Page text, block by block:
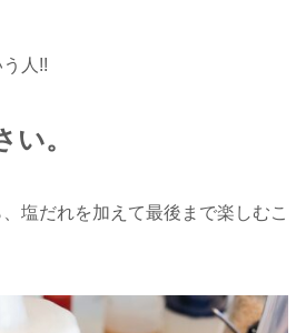
人!!
。
塩だれを加えて最後まで楽しむこ